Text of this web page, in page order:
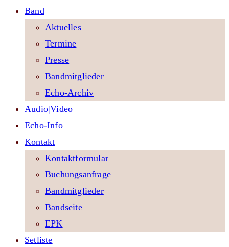
Band
Aktuelles
Termine
Presse
Bandmitglieder
Echo-Archiv
Audio|Video
Echo-Info
Kontakt
Kontaktformular
Buchungsanfrage
Bandmitglieder
Bandseite
EPK
Setliste